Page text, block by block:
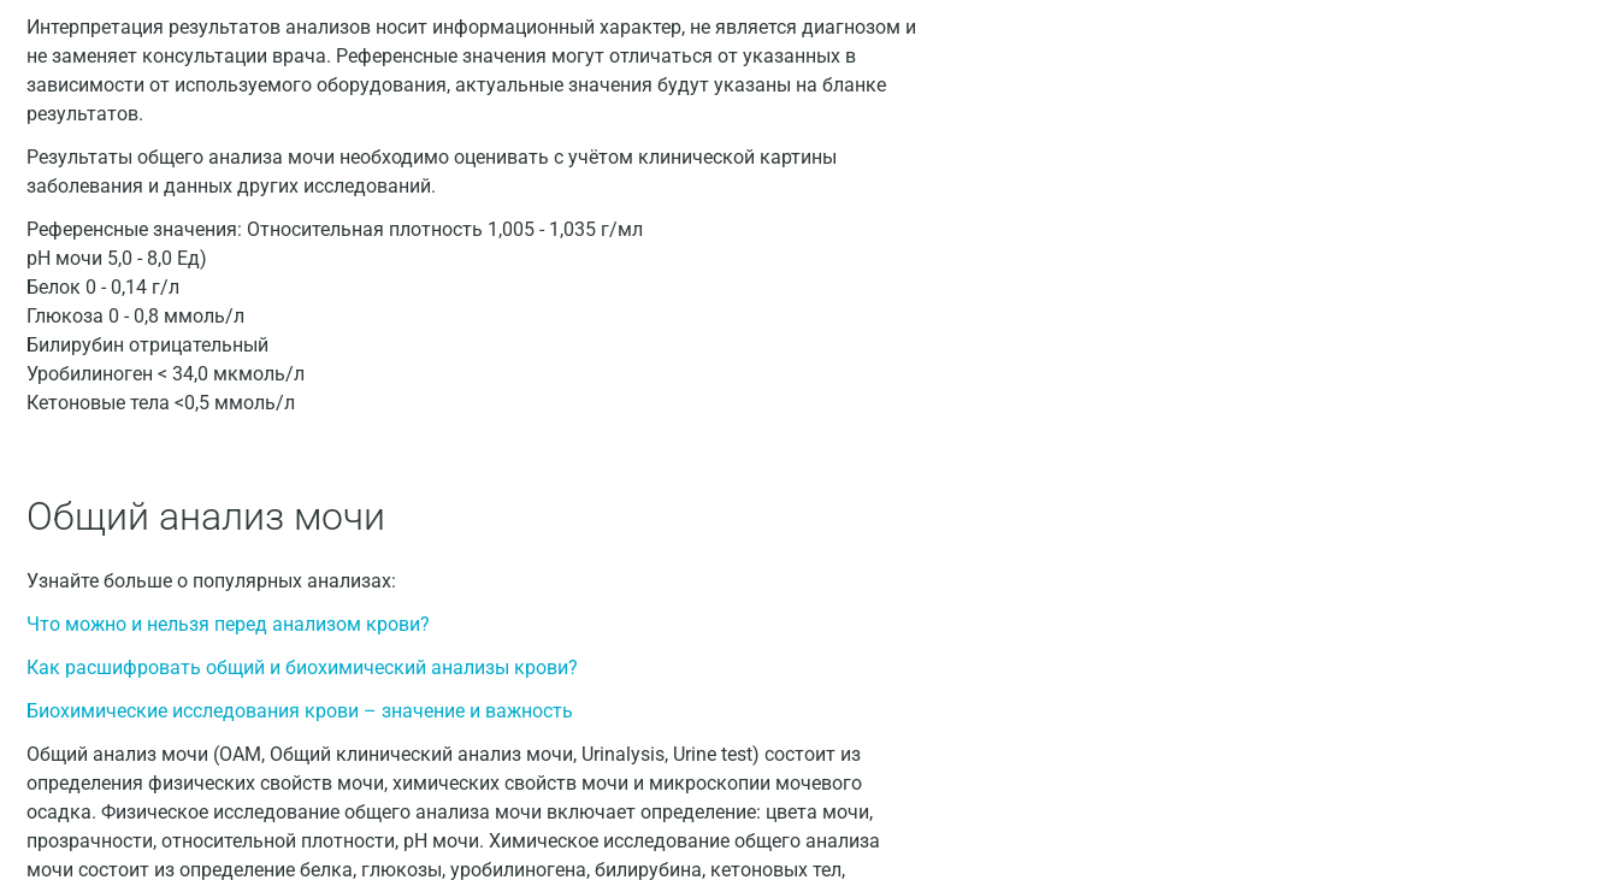
Интерпретация результатов анализов носит информационный характер, не является диагнозом и
не заменяет консультации врача. Референсные значения могут отличаться от указанных в
зависимости от используемого оборудования, актуальные значения будут указаны на бланке
результатов.
Результаты общего анализа мочи необходимо оценивать с учётом клинической картины
заболевания и данных других исследований.
Референсные значения: Относительная плотность 1,005 - 1,035 г/мл
рН мочи 5,0 - 8,0 Ед)
Белок 0 - 0,14 г/л
Глюкоза 0 - 0,8 ммоль/л
Билирубин отрицательный
Уробилиноген < 34,0 мкмоль/л
Кетоновые тела <0,5 ммоль/л
Общий анализ мочи
Узнайте больше о популярных анализах:
Что можно и нельзя перед анализом крови?
Как расшифровать общий и биохимический анализы крови?
Биохимические исследования крови – значение и важность
Общий анализ мочи (ОАМ, Общий клинический анализ мочи, Urinalysis, Urine test) состоит из
определения физических свойств мочи, химических свойств мочи и микроскопии мочевого
осадка. Физическое исследование общего анализа мочи включает определение: цвета мочи,
прозрачности, относительной плотности, рН мочи. Химическое исследование общего анализа
мочи состоит из определение белка, глюкозы, уробилиногена, билирубина, кетоновых тел,
Волгоград
Волжский
Воронеж
Зеленоград
Иваново
Ивантеевка